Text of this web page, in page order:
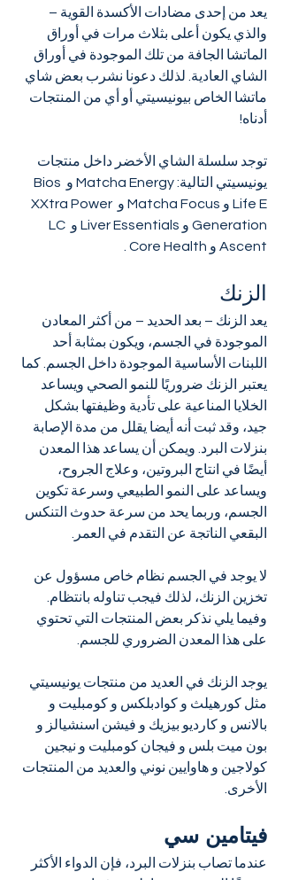
يعد من إحدى مضادات الأكسدة القوية –
والذي يكون أعلى بثلاث مرات في أوراق
الماتشا الجافة من تلك الموجودة في أوراق
الشاي العادية. لذلك دعونا نشرب بعض شاي
ماتشا الخاص بيونيسيتي أو أي من المنتجات
أدناه!
توجد سلسلة الشاي الأخضر داخل منتجات
يونيسيتي التالية: Matcha Energy و Bios
Life E و Matcha Focus و XXtra Power
Generation و Liver Essentials و LC
Ascent و Core Health .
الزنك
يعد الزنك – بعد الحديد – من أكثر المعادن
الموجودة في الجسم، ويكون بمثابة أحد
اللبنات الأساسية الموجودة داخل الجسم. كما
يعتبر الزنك ضروريًا للنمو الصحي ويساعد
الخلايا المناعية على تأدية وظيفتها بشكل
جيد، وقد ثبت أنه أيضا يقلل من مدة الإصابة
بنزلات البرد. ويمكن أن يساعد هذا المعدن
أيضًا في انتاج البروتين، وعلاج الجروح،
ويساعد على النمو الطبيعي وسرعة تكوين
الجسم، وربما يحد من سرعة حدوث التنكس
البقعي الناتجة عن التقدم في العمر.
لا يوجد في الجسم نظام خاص مسؤول عن
تخزين الزنك، لذلك فيجب تناوله بانتظام.
وفيما يلي نذكر بعض المنتجات التي تحتوي
على هذا المعدن الضروري للجسم.
يوجد الزنك في العديد من منتجات يونيسيتي
مثل كورهيلث و كوادبلكس و كومبليت و
بالانس و كارديو بيزيك و فيشن اسنشيالز و
بون ميت بلس و فيجان كومبليت و نيجين
كولاجين و هاوايين نوني والعديد من المنتجات
الأخرى.
فيتامين سي
عندما تصاب بنزلات البرد، فإن الدواء الأكثر